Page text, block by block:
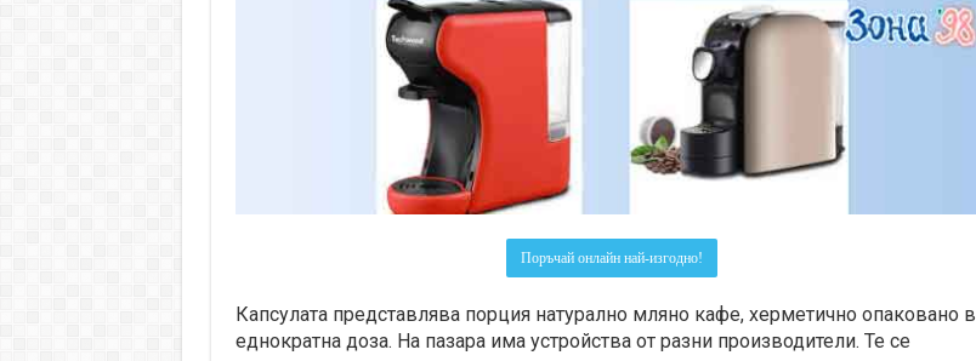
Поръчай онлайн най-изгодно!
Капсулата представлява порция натурално мляно кафе, херметично опаковано в
еднократна доза. На пазара има устройства от разни производители. Те се